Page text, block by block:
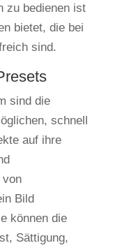
zu bedienen ist
bietet, die bei
sind.
sind die
schnell
auf ihre
von
Bild
können die
Sättigung,